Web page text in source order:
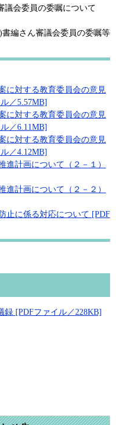
会委員の委嘱について
編さん審議会委員の委嘱等
に対する教育委員会の意見
／5.57MB]
に対する教育委員会の意見
／6.11MB]
に対する教育委員会の意見
／4.12MB]
進計画について（２－１）
進計画について（２－２）
止に係る対応について [PDF
録 [PDFファイル／228KB]